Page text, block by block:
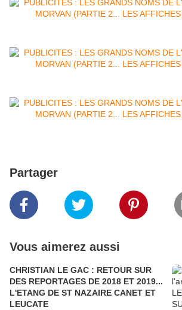
Partager
Vous aimerez aussi
CHRISTIAN LE GAC : RETOUR SUR
DES REPORTAGES DE 2018 ET 2019...
L'ETANG DE ST NAZAIRE CANET ET
LEUCATE